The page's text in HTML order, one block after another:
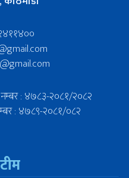
नम्बर : ४७८३-२०८१/२०८२
: ४७८९-२०८१/०८२